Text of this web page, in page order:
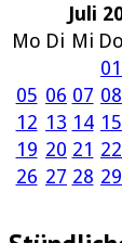
Juli
Mo Di Mi Do
01
05 06 07 08
12 13 14 15
19 20 21 22
26 27 28 29